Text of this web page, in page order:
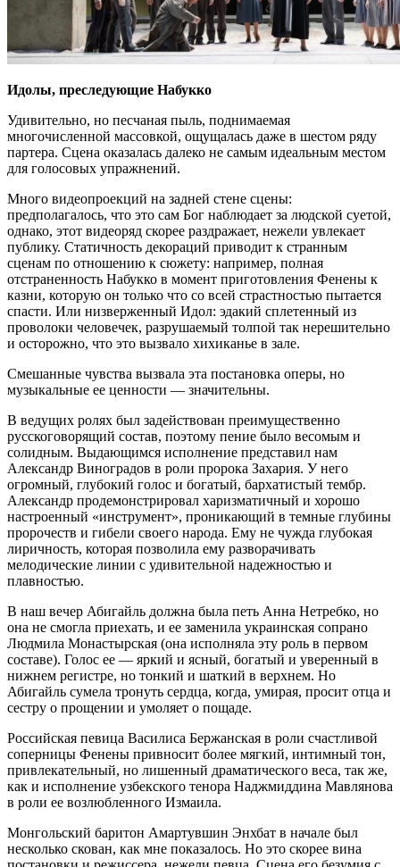
Идолы, преследующие Набукко
Удивительно, но песчаная пыль, поднимаемая
многочисленной массовкой, ощущалась даже в шестом ряду
партера. Сцена оказалась далеко не самым идеальным местом
для голосовых упражнений.
Много видеопроекций на задней стене сцены:
предполагалось, что это сам Бог наблюдает за людской суетой,
однако, этот видеоряд скорее раздражает, нежели увлекает
публику. Статичность декораций приводит к странным
сценам по отношению к сюжету: например, полная
отстраненность Набукко в момент приготовления Фенены к
казни, которую он только что со всей страстностью пытается
спасти. Или низверженный Идол: эдакий сплетенный из
проволоки человечек, разрушаемый толпой так нерешительно
и осторожно, что это вызвало хихиканье в зале.
Смешанные чувства вызвала эта постановка оперы, но
музыкальные ее ценности — значительны.
В ведущих ролях был задействован преимущественно
русскоговорящий состав, поэтому пение было весомым и
солидным. Выдающимся исполнение представил нам
Александр Виноградов в роли пророка Захария. У него
огромный, глубокий голос и богатый, бархатистый тембр.
Александр продемонстрировал харизматичный и хорошо
настроенный «инструмент», проникающий в темные глубины
пророчеств и гибели своего народа. Ему не чужда глубокая
лиричность, которая позволила ему разворачивать
мелодические линии с удивительной надежностью и
плавностью.
В наш вечер Абигайль должна была петь Анна Нетребко, но
она не смогла приехать, и ее заменила украинская сопрано
Людмила Монастырская (она исполняла эту роль в первом
составе). Голос ее — яркий и ясный, богатый и уверенный в
нижнем регистре, но тонкий и шаткий в верхнем. Но
Абигайль сумела тронуть сердца, когда, умирая, просит отца и
сестру о прощении и умоляет о пощаде.
Российская певица Василиса Бержанская в роли счастливой
соперницы Фенены привносит более мягкий, интимный тон,
привлекательный, но лишенный драматического веса, так же,
как и исполнение узбекского тенора Наджмиддина Мавлянова
в роли ее возлюбленного Измаила.
Монгольский баритон Амартувшин Энхбат в начале был
несколько скован, как мне показалось. Но это скорее вина